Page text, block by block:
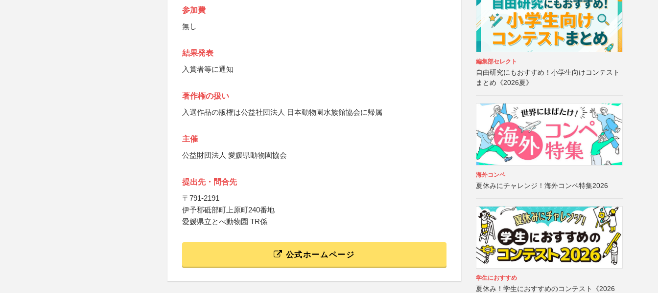
参加費
無し
結果発表
入賞者等に通知
著作権の扱い
入選作品の版権は公益社団法人 日本動物園水族館協会に帰属
主催
公益財団法人 愛媛県動物園協会
提出先・問合先
〒791-2191
伊予郡砥部町上原町240番地
愛媛県立とべ動物園 TR係
公式ホームページ
編集部セレクト
自由研究にもおすすめ！小学生向けコンテスト
まとめ《2026夏》
海外コンペ
夏休みにチャレンジ！海外コンペ特集2026
学生におすすめ
夏休み！学生におすすめのコンテスト《2026